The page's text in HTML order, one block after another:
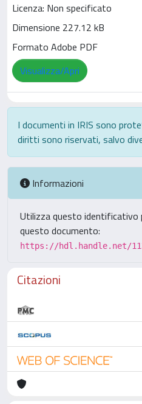
Licenza: Non specificato
Dimensione 227.12 kB
Formato Adobe PDF
Visualizza/Apri
I documenti in IRIS sono
diritti sono riservati, salvo
Informazioni
Utilizza questo identificativo
questo documento:
https://hdl.handle.net/
Citazioni